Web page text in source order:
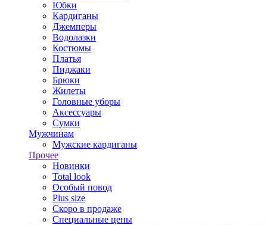
Юбки
Кардиганы
Джемперы
Водолазки
Костюмы
Платья
Пиджаки
Брюки
Жилеты
Головные уборы
Аксессуары
Сумки
Мужчинам
Мужские кардиганы
Прочее
Новинки
Total look
Особый повод
Plus size
Скоро в продаже
Специальные цены